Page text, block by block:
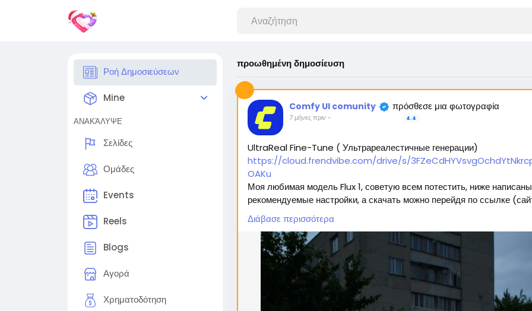
Ροή Δημοσιεύσεων
Mine
ΑΝΑΚΆΛΥΨΕ
Σελίδες
Ομάδες
Events
Reels
Blogs
Αγορά
Χρηματοδότηση
προωθημένη δημοσίευση
Comfy UI comunity πρόσθεσε μια φωτογραφία
7 μήνες πριν - 4.4
UltraReal Fine-Tune ( Ультрареалестичные генерации)
https://cloud.frendvibe.com/drive/s/
OAKu
Моя любимая модель Flux 1, советую всем потестить, ниже написаны
рекомендуемые настройки, а скачать можно перейдя по ссылке
безопасен, это наше облако. Модели будут обновляться, но ссылка
останется прежней) 🥰
Вас ждет 2 типа модели:
1. Полная модель SafeTensor (самая лучшая) (данный файл нужно
поместить в папку "diffusion model")
2. GGUF модель (подходит для видеокарт с небольшим обьемом
видеопамяти) (данный файл нужно поместить в папку "unet")
Διάβασε περισσότερα